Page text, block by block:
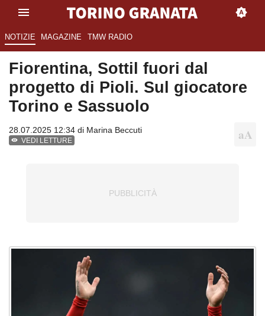
NOTIZIE MAGAZINE TMW RADIO
Fiorentina, Sottil fuori dal
progetto di Pioli. Sul giocatore
Torino e Sassuolo
28.07.2025 12:34 di Marina Beccuti
VEDI LETTURE